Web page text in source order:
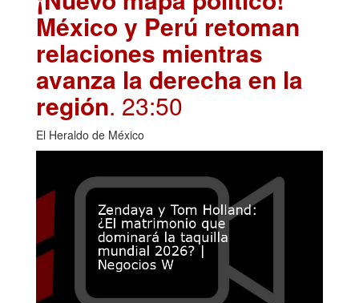
México y Perú retoman
relaciones mientras
avanza la derecha en la
región. 23:50
El Heraldo de México